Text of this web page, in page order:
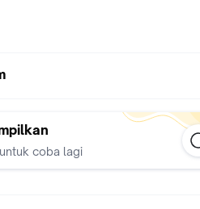
setiap lagu terdengar luar
dan cepat dengan teknologi
tanpa kabel dan koneksi yang
mendengarkan tanpa
coba lagi